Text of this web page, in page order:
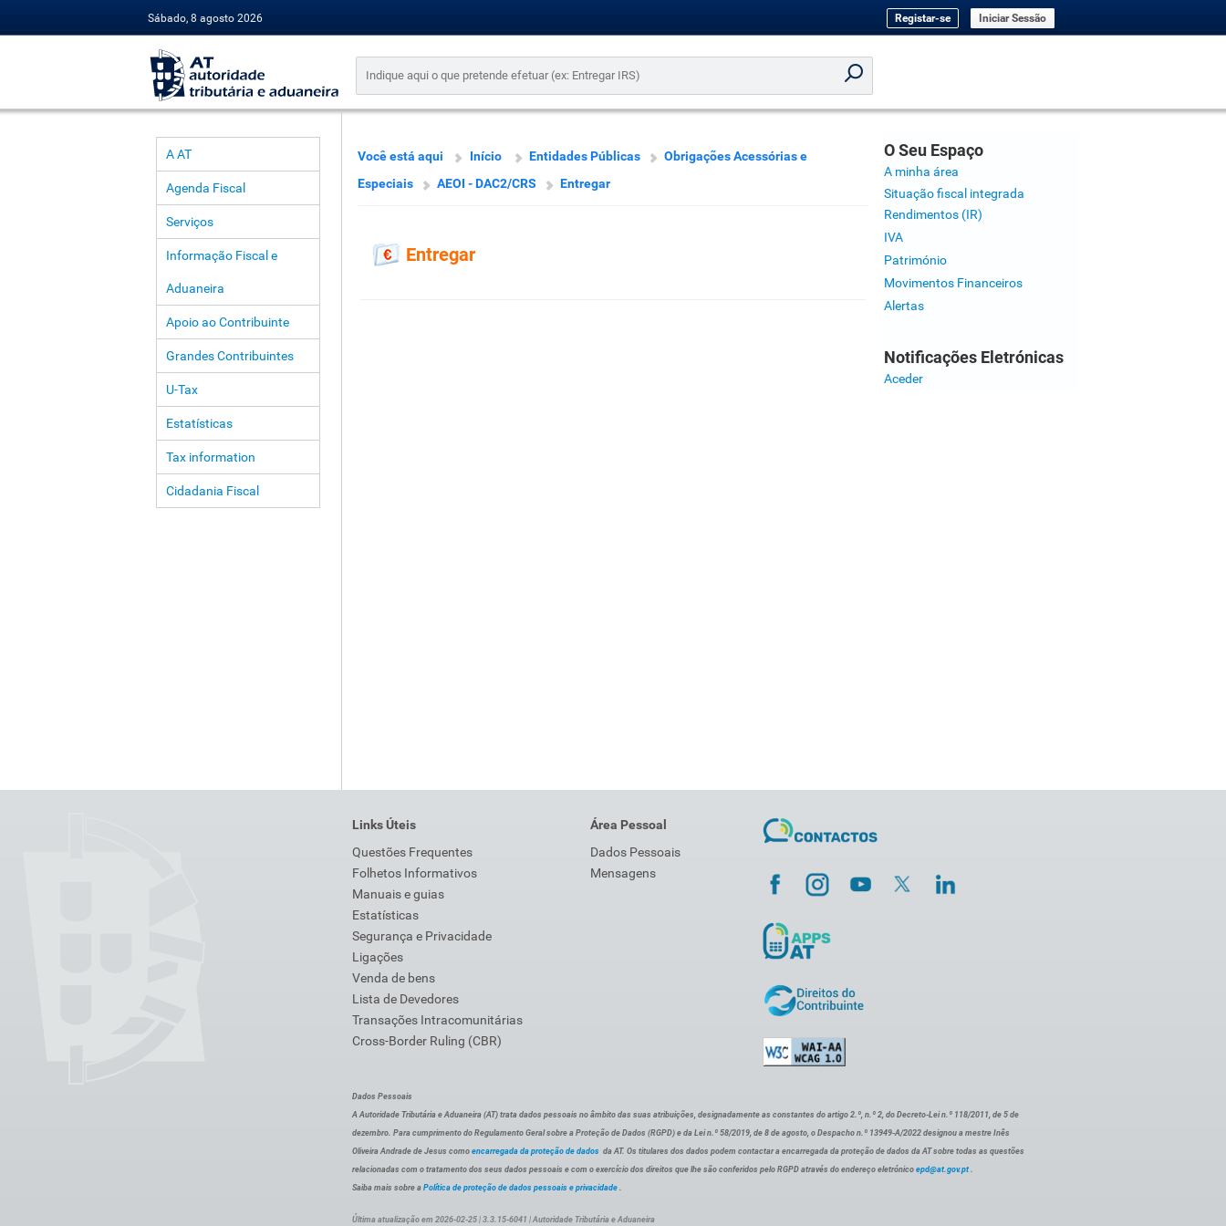
Sábado, 8 agosto 2026 Registar-se Iniciar Sessão
A AT
Agenda Fiscal
Serviços
Informação Fiscal e
Aduaneira
Apoio ao Contribuinte
Grandes Contribuintes
U-Tax
Estatísticas
Tax information
Cidadania Fiscal
Você está aqui Início Entidades Públicas
Obrigações Acessórias e
Especiais
AEOI - DAC2/CRS Entregar
Entregar
O Seu Espaço
A minha área
Situação fiscal integrada
Rendimentos (IR)
IVA
Património
Movimentos Financeiros
Alertas
Notificações Eletrónicas
Aceder
Links Úteis
Questões Frequentes
Folhetos Informativos
Manuais e guias
Estatísticas
Segurança e Privacidade
Ligações
Venda de bens
Lista de Devedores
Transações Intracomunitárias
Cross-Border Ruling (CBR)
Área Pessoal
Dados Pessoais
Mensagens
Dados Pessoais
A Autoridade Tributária e Aduaneira (AT) trata dados pessoais no âmbito das suas atribuições, designadamente as constantes do artigo 2.º, n.º 2, do Decreto-Lei n.º 118/2011, de 5 de
dezembro. Para cumprimento do Regulamento Geral sobre a Proteção de Dados (RGPD) e da Lei n.º 58/2019, de 8 de agosto, o Despacho n.º 13949-A/2022 designou a mestre Inês
Oliveira Andrade de Jesus como encarregada da proteção de dados da AT. Os titulares dos dados podem contactar a encarregada da proteção de dados da AT sobre todas as questões
relacionadas com o tratamento dos seus dados pessoais e com o exercício dos direitos que lhe são conferidos pelo RGPD através do endereço eletrónico epd@at.gov.pt .
Saiba mais sobre a Política de proteção de dados pessoais e privacidade .
Última atualização em 2026-02-25 | 3.3.15-6041 | Autoridade Tributária e Aduaneira